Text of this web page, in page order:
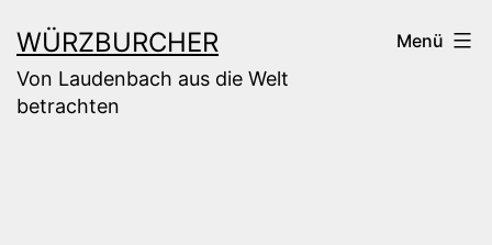
Inhalt
springen
WÜRZBURCHER
Von Laudenbach aus die Welt
betrachten
Menü